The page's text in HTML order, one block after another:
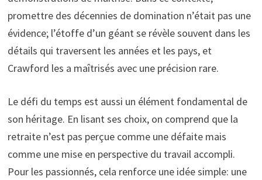
promettre des décennies de domination n’était pas une
évidence; l’étoffe d’un géant se révèle souvent dans les
détails qui traversent les années et les pays, et
Crawford les a maîtrisés avec une précision rare.
Le défi du temps est aussi un élément fondamental de
son héritage. En lisant ses choix, on comprend que la
retraite n’est pas perçue comme une défaite mais
comme une mise en perspective du travail accompli.
Pour les passionnés, cela renforce une idée simple: une